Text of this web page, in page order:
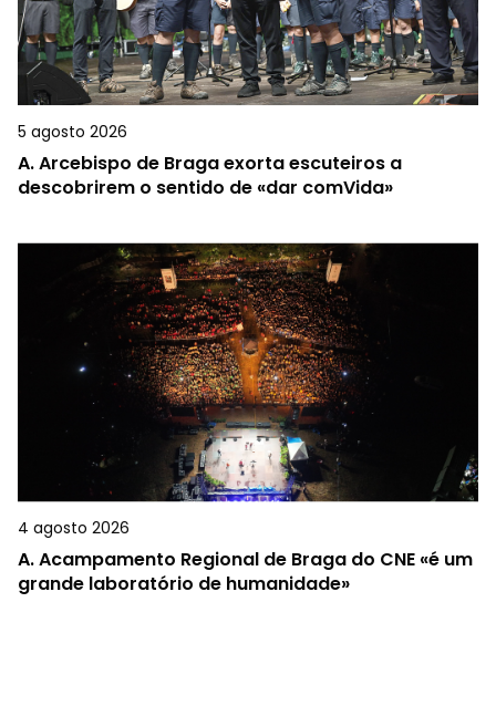
5 agosto 2026
A.Arcebispo de Braga exorta escuteiros a
descobrirem o sentido de «dar comVida»
4 agosto 2026
A.Acampamento Regional de Braga do CNE «é um
grande laboratório de humanidade»